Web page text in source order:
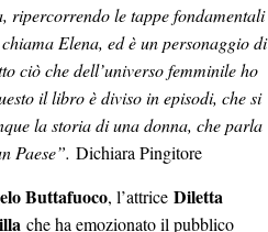
ripercorrendo le tappe fondamentali
Elena, ed è un personaggio di
ciò che dell’universo femminile ho
il libro è diviso in episodi, che si
la storia di una donna, che parla
Paese”. Dichiara Pingitore
Buttafuoco, l’attrice Diletta
che ha emozionato il pubblico